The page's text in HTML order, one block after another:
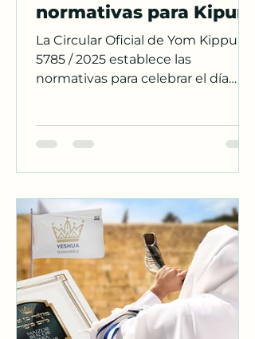
normativas para Kipur
La Circular Oficial de Yom Kippur
5785 / 2025 establece las
normativas para celebrar el día